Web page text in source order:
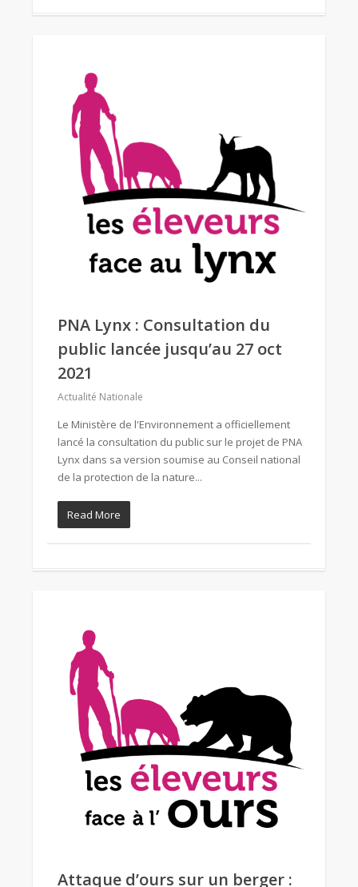
PNA Lynx : Consultation du
public lancée jusqu’au 27 oct
2021
Actualité Nationale
Le Ministère de l'Environnement a officiellement
lancé la consultation du public sur le projet de PNA
Lynx dans sa version soumise au Conseil national
de la protection de la nature...
Read More
Attaque d’ours sur un berger :